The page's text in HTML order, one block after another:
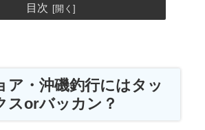
目次
ア・沖磯釣行にはタッ
スorバッカン？